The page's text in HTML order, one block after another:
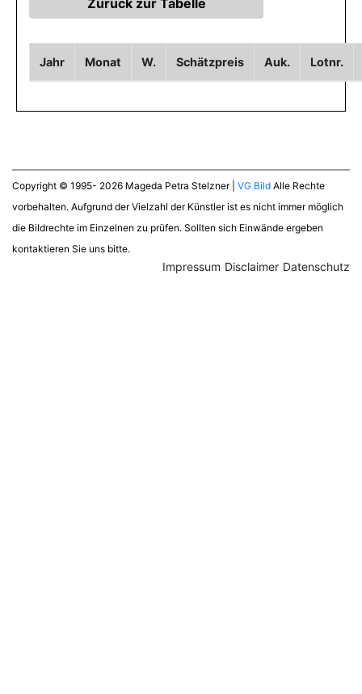
Jahr Monat W. Schätzpreis Auk. Lotnr.
Copyright © 1995- 2026 Mageda Petra Stelzner | VG Bild Alle Rechte
vorbehalten. Aufgrund der Vielzahl der Künstler ist es nicht immer möglich
die Bildrechte im Einzelnen zu prüfen. Sollten sich Einwände ergeben
kontaktieren Sie uns bitte.
Datenschutz
Disclaimer
Impressum